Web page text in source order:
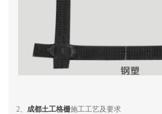
2、 成都土工格栅施工工艺及要求